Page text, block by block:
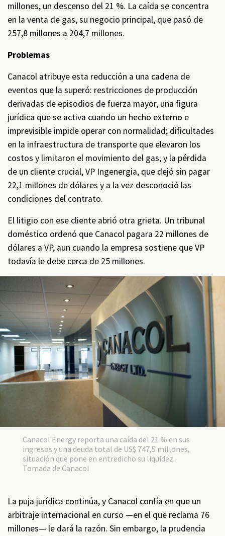
millones, un descenso del 21 %. La caída se concentra
en la venta de gas, su negocio principal, que pasó de
257,8 millones a 204,7 millones.
Problemas
Canacol atribuye esta reducción a una cadena de
eventos que la superó: restricciones de producción
derivadas de episodios de fuerza mayor, una figura
jurídica que se activa cuando un hecho externo e
imprevisible impide operar con normalidad; dificultades
en la infraestructura de transporte que elevaron los
costos y limitaron el movimiento del gas; y la pérdida
de un cliente crucial, VP Ingenergia, que dejó sin pagar
22,1 millones de dólares y a la vez desconoció las
condiciones del contrato.
El litigio con ese cliente abrió otra grieta. Un tribunal
doméstico ordenó que Canacol pagara 22 millones de
dólares a VP, aun cuando la empresa sostiene que VP
todavía le debe cerca de 25 millones.
Canacol Energy reporta una caída del 21 % en sus
ingresos y una deuda total de US$ 747,5 millones,
situación que pone en entredicho su liquidez.
Tomada de Canacol
La puja jurídica continúa, y Canacol confía en que un
arbitraje internacional en curso —en el que reclama 76
millones— le dará la razón. Sin embargo, la prudencia